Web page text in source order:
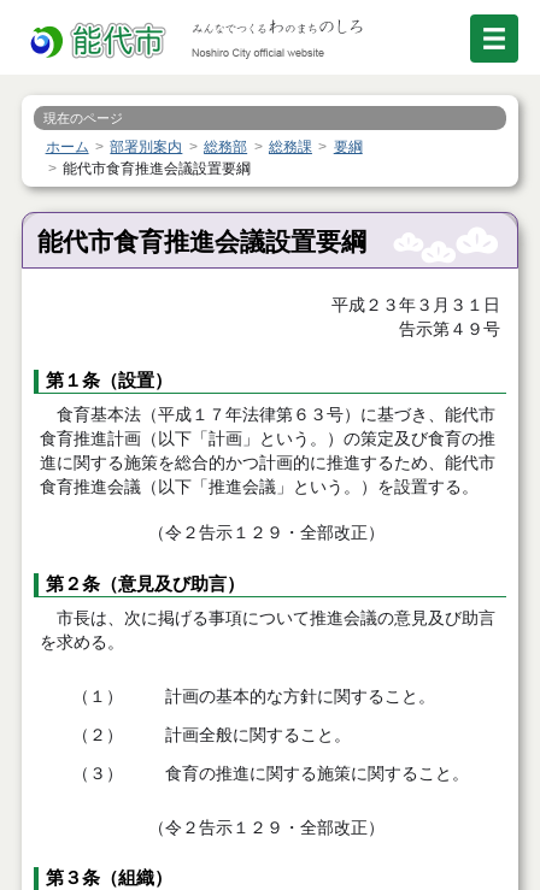
現在のページ
ホーム 部署別案内 総務部 総務課
要綱
能代市食育推進会議設置要綱
能代市食育推進会議設置要綱
平成２３年３月３１日
告示第４９号
第１条（設置）
食育基本法（平成１７年法律第６３号）に基づき、能代市
食育推進計画（以下「計画」という。）の策定及び食育の推
進に関する施策を総合的かつ計画的に推進するため、能代市
食育推進会議（以下「推進会議」という。）を設置する。
（令２告示１２９・全部改正）
第２条（意見及び助言）
市長は、次に掲げる事項について推進会議の意見及び助言
を求める。
（１） 計画の基本的な方針に関すること。
（２） 計画全般に関すること。
（３） 食育の推進に関する施策に関すること。
（令２告示１２９・全部改正）
第３条（組織）